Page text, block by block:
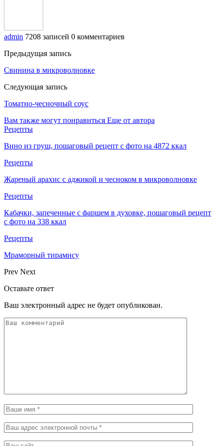
admin 7208 записей 0 комментариев
Предыдущая запись
Свинина в микроволновке
Следующая запись
Томатно-чесночный соус
Вам также могут понравиться Еще от автора
Рецепты
Вино из груш, пошаговый рецепт с фото на 4872 ккал
Рецепты
Жареный арахис с аджикой и чесноком в микроволновке
Рецепты
Кабачки, запеченные с фаршем в духовке, пошаговый рецепт
с фото на 338 ккал
Рецепты
Мраморный тирамису
Prev Next
Оставьте ответ
Ваш электронный адрес не будет опубликован.